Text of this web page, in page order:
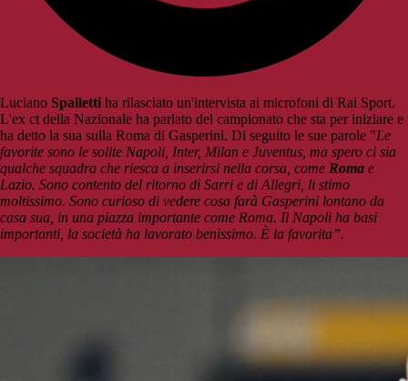
Luciano Spalletti ha rilasciato un'intervista ai microfoni di Rai Sport.
L'ex ct della Nazionale ha parlato del campionato che sta per iniziare e
ha detto la sua sulla Roma di Gasperini. Di seguito le sue parole "Le
favorite sono le solite Napoli, Inter, Milan e Juventus, ma spero ci sia
qualche squadra che riesca a inserirsi nella corsa, come Roma e
Lazio. Sono contento del ritorno di Sarri e di Allegri, li stimo
moltissimo. Sono curioso di vedere cosa farà Gasperini lontano da
casa sua, in una piazza importante come Roma. Il Napoli ha basi
importanti, la società ha lavorato benissimo. È la favorita”.